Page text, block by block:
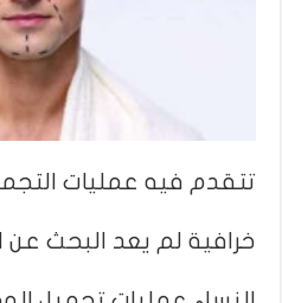
تتقدم فيه عمليات
خرافية لم يعد البحث